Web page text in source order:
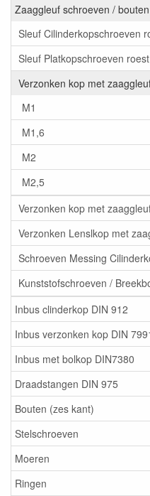
Zaaggleuf schroeven / bouten
Sleuf Cilinderkopschroeven
Sleuf Platkopschroeven
Verzonken kop met
M1
M1,6
M2
M2,5
Verzonken kop met
Verzonken Lenslkop met
Schroeven Messing
Kunststofschroeven /
Inbus clinderkop DIN 912
Inbus verzonken kop DIN
Inbus met bolkop DIN7380
Draadstangen DIN 975
Bouten (zes kant)
Stelschroeven
Moeren
Ringen